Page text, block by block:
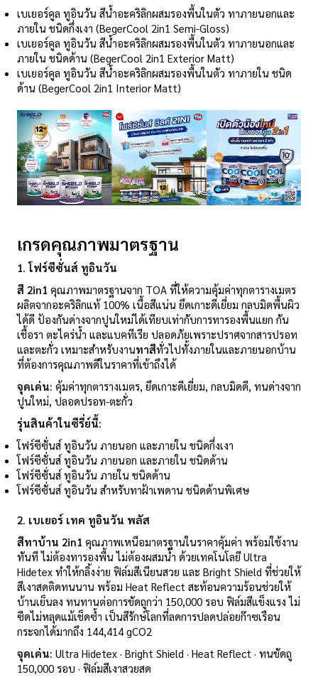
เบเยอร์คูล ทูอินวัน สีน้ำอะคริลิกผสมรองพื้นในตัว ทาภายนอกและ
ภายใน ชนิดกึ่งเงา (BegerCool 2in1 Semi-Gloss)
เบเยอร์คูล ทูอินวัน สีน้ำอะคริลิกผสมรองพื้นในตัว ทาภายนอกและ
ภายใน ชนิดด้าน (BegerCool 2in1 Exterior Matt)
เบเยอร์คูล ทูอินวัน สีน้ำอะคริลิกผสมรองพื้นในตัว ทาภายใน ชนิด
ด้าน (BegerCool 2in1 Interior Matt)
เกรดคุณภาพมาตรฐาน
1.โฟร์ซีซั่นส์ ทูอินวัน
สี 2in1 คุณภาพมาตรฐานจาก TOA ที่ให้ความคุ้มค่าทุกตารางเมตร
ผลิตจากอะคริลิกแท้ 100% เนื้อสีแน่น ยึดเกาะดีเยี่ยม กลบมิดพื้นผิว
ได้ดี ป้องกันด่างจากปูนใหม่ได้เทียบเท่ากับการทารองพื้นแยก กัน
เชื้อรา ตะไคร่น้ำ และแบคทีเรีย ปลอดภัยเพราะปราศจากสารปรอท
และตะกั่ว เหมาะสำหรับงานทาสีทั่วไปทั้งภายในและภายนอกบ้าน
ที่ต้องการคุณภาพดีในราคาที่เข้าถึงได้
จุดเด่น: คุ้มค่าทุกตารางเมตร, ยึดเกาะดีเยี่ยม, กลบมิดดี, ทนด่างจาก
ปูนใหม่, ปลอดปรอท-ตะกั่ว
รุ่นสินค้าในซีรี่ย์นี้:
โฟร์ซีซั่นส์ ทูอินวัน ภายนอก และภายใน ชนิดกึ่งเงา
โฟร์ซีซั่นส์ ทูอินวัน ภายนอก และภายใน ชนิดด้าน
โฟร์ซีซั่นส์ ทูอินวัน ภายใน ชนิดด้าน
โฟร์ซีซั่นส์ ทูอินวัน สำหรับทาฝ้าเพดาน ชนิดด้านพิเศษ
2. เบเยอร์ เทค ทูอินวัน พลัส
สีทาบ้าน 2in1 คุณภาพเหนือมาตรฐานในราคาคุ้มค่า พร้อมใช้งาน
ทันที ไม่ต้องทารองพื้น ไม่ต้องผสมน้ำ ด้วยเทคโนโลยี Ultra
Hidetex ทำให้กลิ้งง่าย ฟิล์มสีเนียนสวย และ Bright Shield ที่ช่วยให้
สีเงาสดติดทนนาน พร้อม Heat Reflect สะท้อนความร้อนช่วยให้
บ้านเย็นลง ทนทานต่อการขัดถูกว่า 150,000 รอบ ฟิล์มสีแข็งแรง ไม่
ซีดไม่หลุดแม้เช็ดซ้ำ เป็นสีรักษ์โลกที่ลดการปลดปล่อยก๊าซเรือน
กระจกได้มากถึง 144,414 gCO2
จุดเด่น: Ultra Hidetex · Bright Shield · Heat Reflect · ทนขัดถู
150,000 รอบ · ฟิล์มสีเงาสวยสด